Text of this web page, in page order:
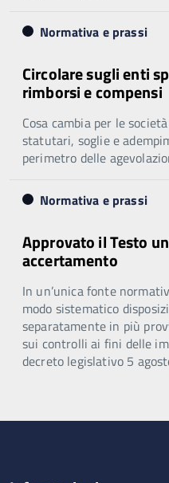
Normativa e prassi
Circolare sugli enti
rimborsi e compensi
Cosa cambia per le
statutari, soglie e
perimetro delle
Normativa e prassi
Approvato il Testo
accertamento
In un’unica fonte
modo sistematico
separatamente in più
sui controlli ai fini delle
decreto legislativo 5